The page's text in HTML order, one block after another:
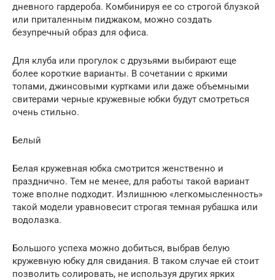
дневного гардероба. Комбинируя ее со строгой блузкой
или приталенным пиджаком, можно создать
безупречный образ для офиса.
Для клуба или прогулок с друзьями выбирают еще
более короткие варианты. В сочетании с яркими
топами, джинсовыми куртками или даже объемными
свитерами черные кружевные юбки будут смотреться
очень стильно.
Белый
Белая кружевная юбка смотрится женственно и
празднично. Тем не менее, для работы такой вариант
тоже вполне подходит. Излишнюю «легкомысленность»
такой модели уравновесит строгая темная рубашка или
водолазка.
Большого успеха можно добиться, выбрав белую
кружевную юбку для свидания. В таком случае ей стоит
позволить солировать, не используя других ярких